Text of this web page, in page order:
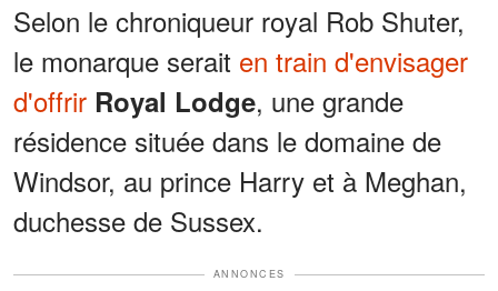
Selon le chroniqueur royal Rob Shuter,
le monarque serait en train d'envisager
d'offrir Royal Lodge, une grande
résidence située dans le domaine de
Windsor, au prince Harry et à Meghan,
duchesse de Sussex.
ANNONCES